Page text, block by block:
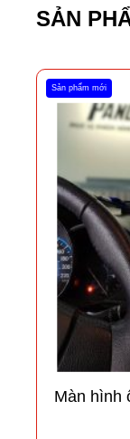
SẢN
Sản phẩm mới
Màn hình